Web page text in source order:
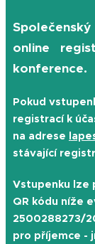
online
konference.
Pokud
registrací k
na adrese
stávající
Vstupenku lze
QR kódu níže
2500288273/
pro příjemce -